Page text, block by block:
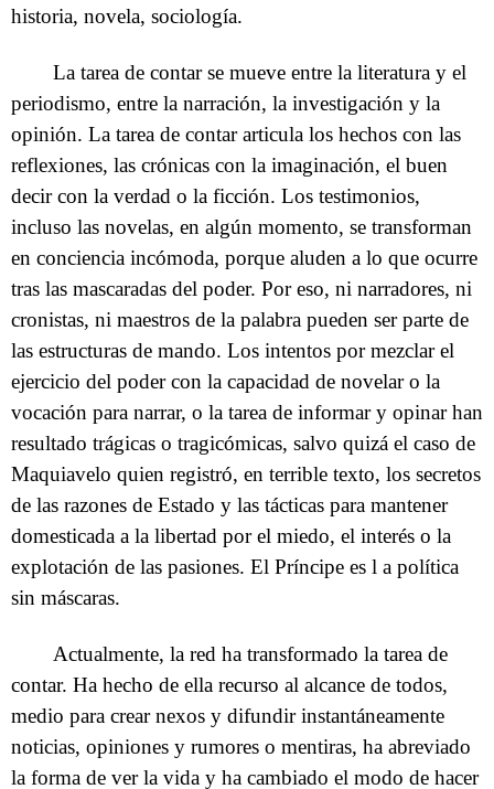
historia, novela, sociología.
La tarea de contar se mueve entre la literatura y el
periodismo, entre la narración, la investigación y la
opinión. La tarea de contar articula los hechos con las
reflexiones, las crónicas con la imaginación, el buen
decir con la verdad o la ficción. Los testimonios,
incluso las novelas, en algún momento, se transforman
en conciencia incómoda, porque aluden a lo que ocurre
tras las mascaradas del poder. Por eso, ni narradores, ni
cronistas, ni maestros de la palabra pueden ser parte de
las estructuras de mando. Los intentos por mezclar el
ejercicio del poder con la capacidad de novelar o la
vocación para narrar, o la tarea de informar y opinar han
resultado trágicas o tragicómicas, salvo quizá el caso de
Maquiavelo quien registró, en terrible texto, los secretos
de las razones de Estado y las tácticas para mantener
domesticada a la libertad por el miedo, el interés o la
explotación de las pasiones. El Príncipe es l a política
sin máscaras.
Actualmente, la red ha transformado la tarea de
contar. Ha hecho de ella recurso al alcance de todos,
medio para crear nexos y difundir instantáneamente
noticias, opiniones y rumores o mentiras, ha abreviado
la forma de ver la vida y ha cambiado el modo de hacer